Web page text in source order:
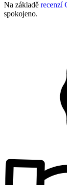
Na základě recenzí
spokojeno.